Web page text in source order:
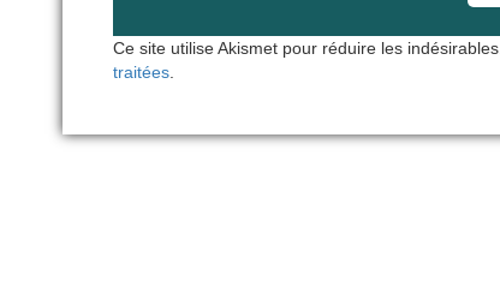
Ce site utilise Akismet pour réduire les indésirables.
traitées